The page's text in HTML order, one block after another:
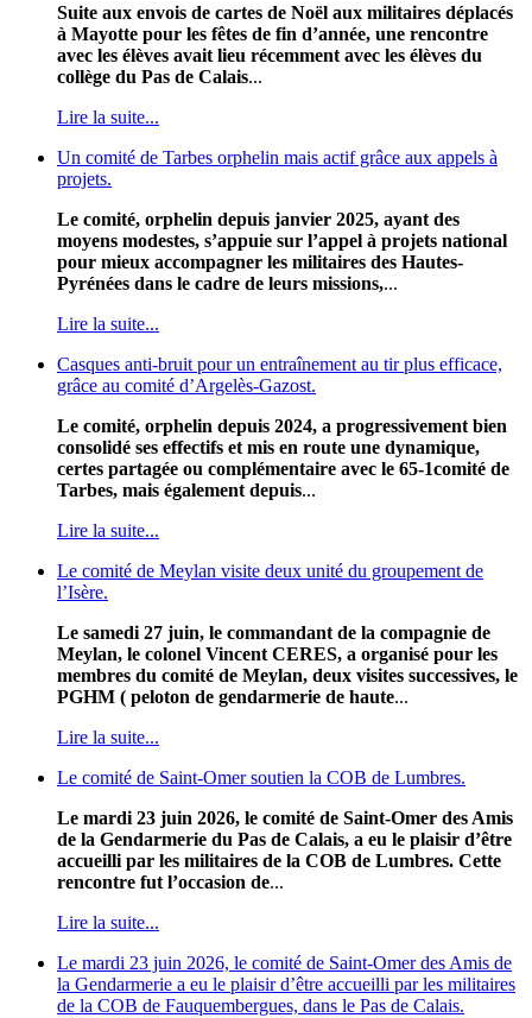
Suite aux envois de cartes de Noël aux militaires déplacés
à Mayotte pour les fêtes de fin d’année, une rencontre
avec les élèves avait lieu récemment avec les élèves du
collège du Pas de Calais...
Lire la suite...
Un comité de Tarbes orphelin mais actif grâce aux appels à
projets.
Le comité, orphelin depuis janvier 2025, ayant des
moyens modestes, s’appuie sur l’appel à projets national
pour mieux accompagner les militaires des Hautes-
Pyrénées dans le cadre de leurs missions,...
Lire la suite...
Casques anti-bruit pour un entraînement au tir plus efficace,
grâce au comité d’Argelès-Gazost.
Le comité, orphelin depuis 2024, a progressivement bien
consolidé ses effectifs et mis en route une dynamique,
certes partagée ou complémentaire avec le 65-1comité de
Tarbes, mais également depuis...
Lire la suite...
Le comité de Meylan visite deux unité du groupement de
l’Isère.
Le samedi 27 juin, le commandant de la compagnie de
Meylan, le colonel Vincent CERES, a organisé pour les
membres du comité de Meylan, deux visites successives, le
PGHM ( peloton de gendarmerie de haute...
Lire la suite...
Le comité de Saint-Omer soutien la COB de Lumbres.
Le mardi 23 juin 2026, le comité de Saint-Omer des Amis
de la Gendarmerie du Pas de Calais, a eu le plaisir d’être
accueilli par les militaires de la COB de Lumbres. Cette
rencontre fut l’occasion de...
Lire la suite...
Le mardi 23 juin 2026, le comité de Saint-Omer des Amis de
la Gendarmerie a eu le plaisir d’être accueilli par les militaires
de la COB de Fauquembergues, dans le Pas de Calais.